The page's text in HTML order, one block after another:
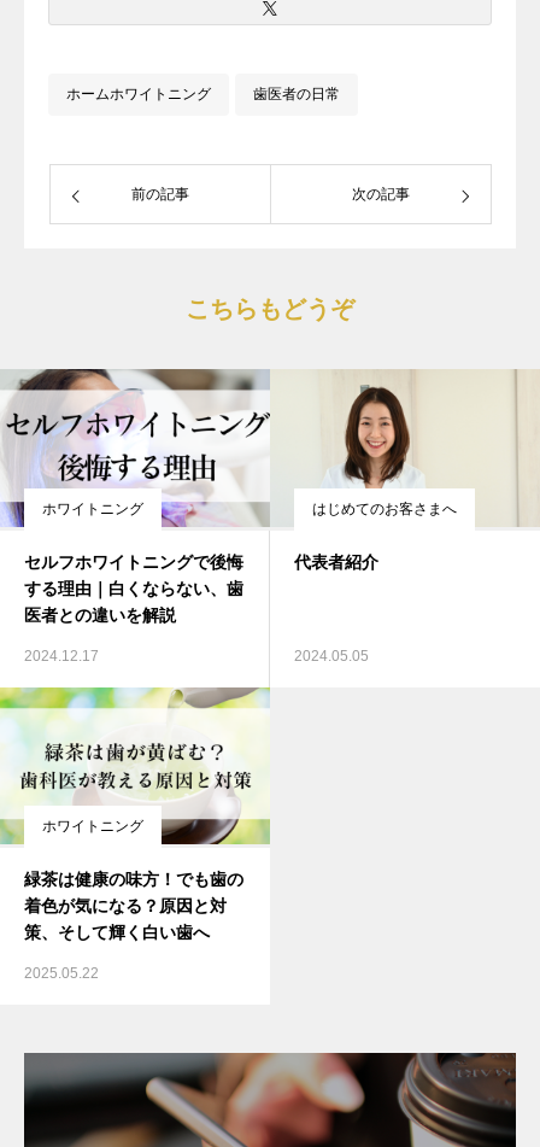
実は潜水士免許と調理師免許も持ってい
ホームホワイトニング 歯医者の日常
前の記事 次の記事
こちらもどうぞ
ホワイトニング
セルフホワイトニングで後悔
する理由｜白くならない、歯
医者との違いを解説
2024.12.17
はじめてのお客さまへ
代表者紹介
2024.05.05
ホワイトニング
緑茶は健康の味方！でも歯の
着色が気になる？原因と対
策、そして輝く白い歯へ
2025.05.22